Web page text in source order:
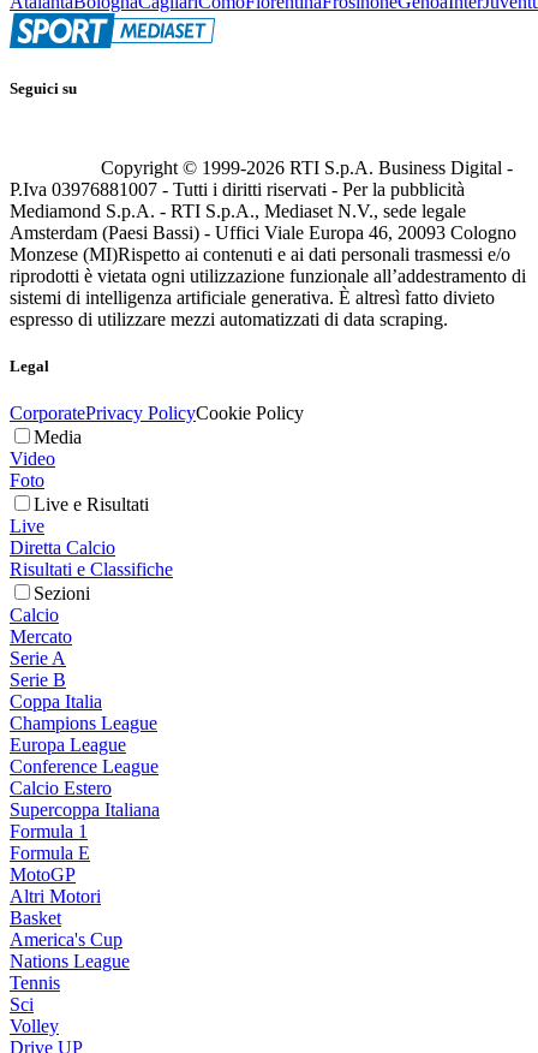
Seguici su
Copyright © 1999-2026 RTI S.p.A. Business Digital -
P.Iva 03976881007 - Tutti i diritti riservati - Per la pubblicità
Mediamond S.p.A. - RTI S.p.A., Mediaset N.V., sede legale
Amsterdam (Paesi Bassi) - Uffici Viale Europa 46, 20093 Cologno
Monzese (MI)Rispetto ai contenuti e ai dati personali trasmessi e/o
riprodotti è vietata ogni utilizzazione funzionale all’addestramento di
sistemi di intelligenza artificiale generativa. È altresì fatto divieto
espresso di utilizzare mezzi automatizzati di data scraping.
Legal
CorporatePrivacy PolicyCookie Policy
Media
Video
Foto
Live e Risultati
Live
Diretta Calcio
Risultati e Classifiche
Sezioni
Calcio
Mercato
Serie A
Serie B
Coppa Italia
Champions League
Europa League
Conference League
Calcio Estero
Supercoppa Italiana
Formula 1
Formula E
MotoGP
Altri Motori
Basket
America's Cup
Nations League
Tennis
Sci
Volley
Drive UP